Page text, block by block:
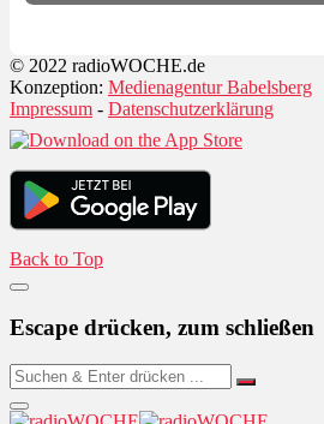
© 2022 radioWOCHE.de
Konzeption: Medienagentur Babelsberg
Impressum - Datenschutzerklärung
Back to Top
Escape drücken, zum schließen